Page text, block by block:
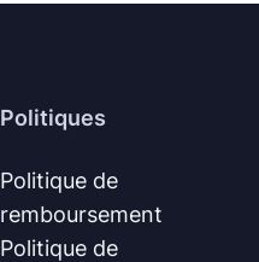
Politiques
Politique de
remboursement
Politique de